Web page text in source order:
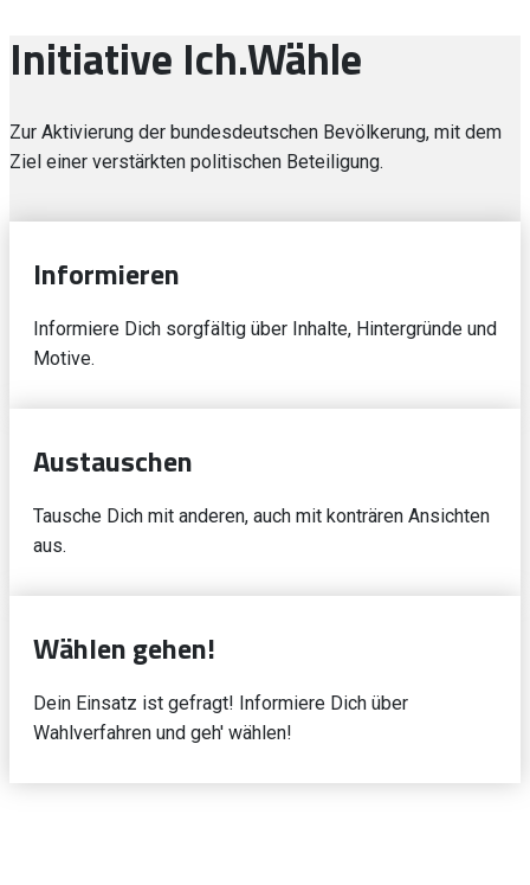
Initiative Ich.Wähle
Zur Aktivierung der bundesdeutschen Bevölkerung, mit dem
Ziel einer verstärkten politischen Beteiligung.
Informieren
Informiere Dich sorgfältig über Inhalte, Hintergründe und
Motive.
Austauschen
Tausche Dich mit anderen, auch mit konträren Ansichten
aus.
Wählen gehen!
Dein Einsatz ist gefragt! Informiere Dich über
Wahlverfahren und geh' wählen!